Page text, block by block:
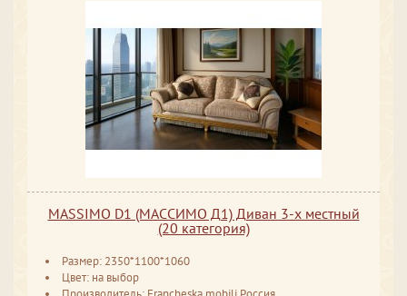
MASSIMO D1 (МАССИМО Д1) Диван 3-х местный
(20 категория)
Размер: 2350*1100*1060
Цвет: на выбор